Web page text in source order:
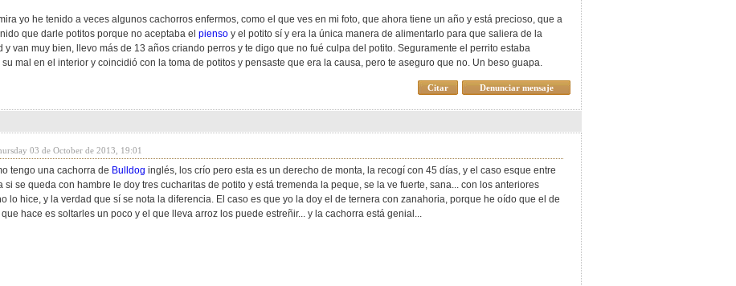
yo he tenido a veces algunos cachorros enfermos, como el que ves en mi foto, que ahora tiene un año y está precioso, que a
que darle potitos porque no aceptaba el pienso y el potito sí y era la única manera de alimentarlo para que saliera de la
y van muy bien, llevo más de 13 años criando perros y te digo que no fué culpa del potito. Seguramente el perrito estaba
mal en el interior y coincidió con la toma de potitos y pensaste que era la causa, pero te aseguro que no. Un beso guapa.
Denunciar mensaje
Citar
03 de October de 2013, 19:01
tengo una cachorra de Bulldog inglés, los crío pero esta es un derecho de monta, la recogí con 45 días, y el caso esque entre
si se queda con hambre le doy tres cucharitas de potito y está tremenda la peque, se la ve fuerte, sana... con los anteriores
lo hice, y la verdad que sí se nota la diferencia. El caso es que yo la doy el de ternera con zanahoria, porque he oído que el de
hace es soltarles un poco y el que lleva arroz los puede estreñir... y la cachorra está genial...